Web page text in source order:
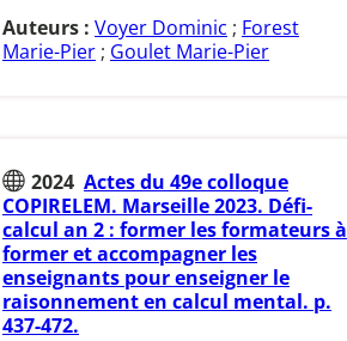
Auteurs : Voyer Dominic ; Forest
Marie-Pier ; Goulet Marie-Pier
2024 Actes du 49e colloque
COPIRELEM. Marseille 2023. Défi-
calcul an 2 : former les formateurs à
former et accompagner les
enseignants pour enseigner le
raisonnement en calcul mental. p.
437-472.